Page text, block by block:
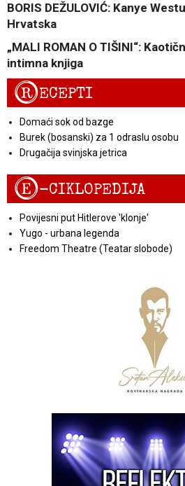
BORIS DEŽULOVIĆ: Kanye
Hrvatska
„MALI ROMAN O TIŠINI“:
intimna knjiga
RECEPTI
Domaći sok od bazge
Burek (bosanski) za 1 odraslu osobu
Drugačija svinjska jetrica
E-CIKLOPEDIJA
Povijesni put Hitlerove 'klonje'
Yugo - urbana legenda
Freedom Theatre (Teatar slobode)